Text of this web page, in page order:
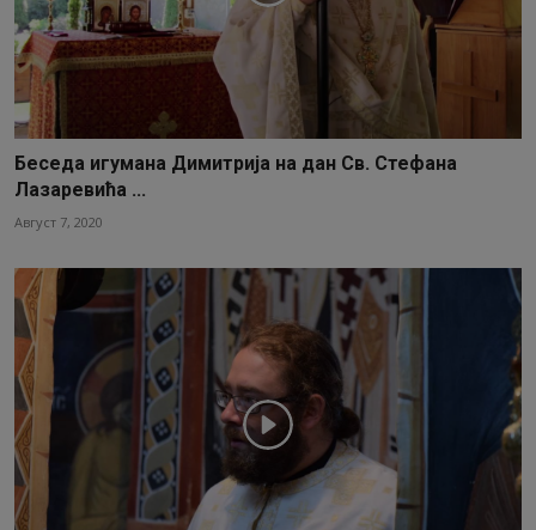
Беседа игумана Димитрија на дан Св. Стефана
Лазаревића ...
Август 7, 2020